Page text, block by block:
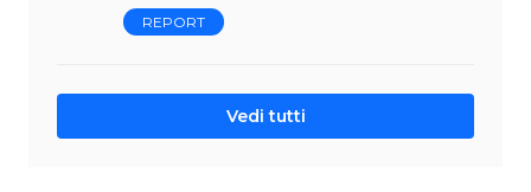
REPORT
Vedi tutti